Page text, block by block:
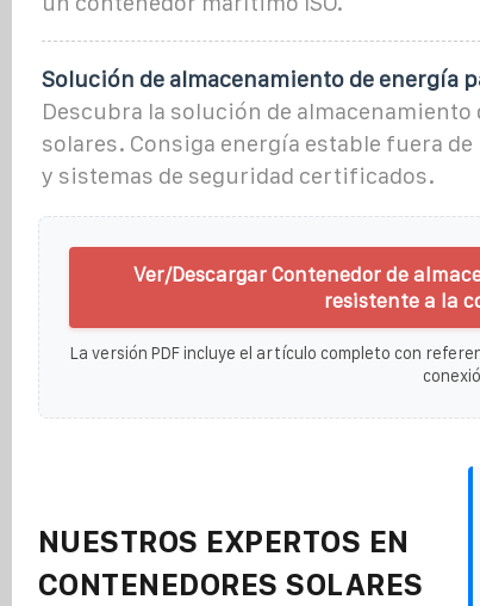
Solución de almacenamiento de energía
Descubra la solución de almacenamiento
solares. Consiga energía estable fuera
y sistemas de seguridad certificados.
Ver/Descargar Contenedor de
resistente a la
La versión PDF incluye el artículo completo con
NUESTROS EXPERTOS EN
CONTENEDORES SOLARES